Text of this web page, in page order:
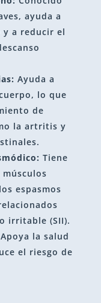
ayuda a
y a reducir el
Ayuda a
lo que
de
la artritis y
Tiene
espasmos
irritable (SII).
Apoya la salud
el riesgo de